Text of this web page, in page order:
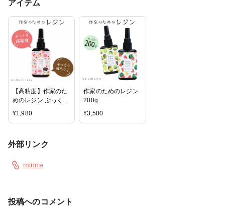
アイテム
【高粘度】作家のた
めのレジン ぷっくり
タイプ 100g
¥1,980
作家のためのレジン
200g
¥3,500
外部リンク
minne
投稿へのコメント